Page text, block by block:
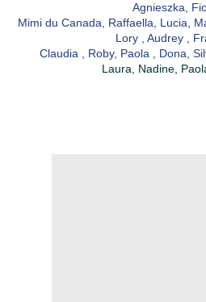
Agnieszka
Mimi du Canada
Raffaella Lucia
Lory, Audrey,
Claudia
Roby, Paola Dona
Laura, Nadine,